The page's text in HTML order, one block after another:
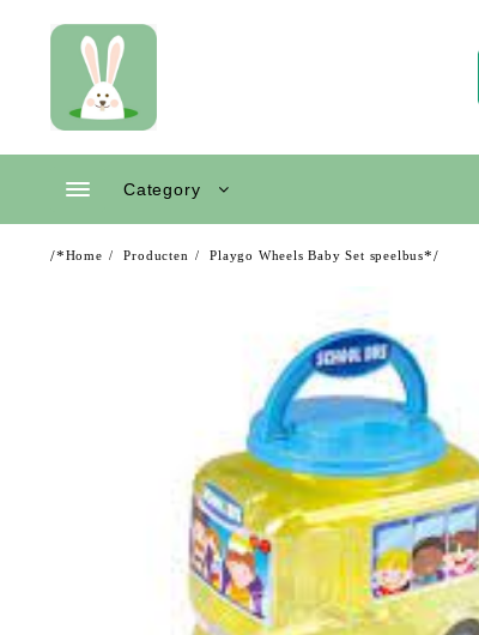
Category
/*Home Producten Playgo Wheels Baby Set speelbus*/